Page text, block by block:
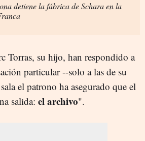
detiene la fábrica de Schara en la
Torras, su hijo, han respondido a
particular --solo a las de su
el patrono ha asegurado que el
salida: el archivo".